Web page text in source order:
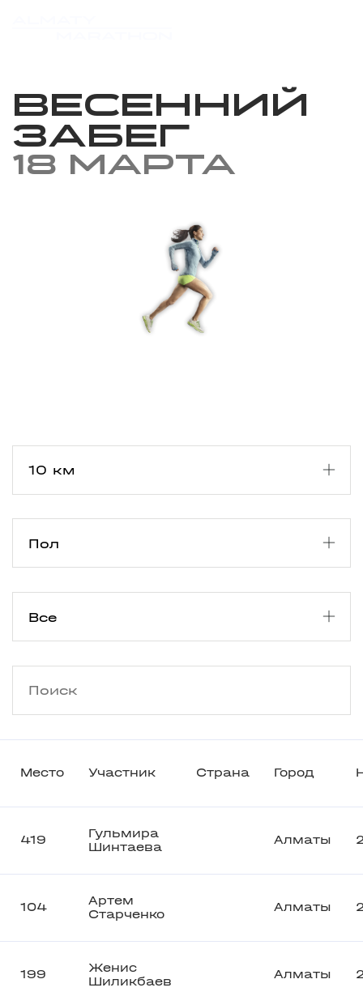
Весенний
забег
18 марта
Место Участник Страна Город
419
Гульмира
Шинтаева
Алматы
104
Артем
Старченко
Алматы
199
Женис
Шиликбаев
Алматы